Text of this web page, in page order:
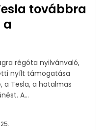
továbbra
a
régóta nyilvánvaló,
nyílt támogatása
a Tesla, a hatalmas
bitcoin-készletével kelt feltűnést. A...